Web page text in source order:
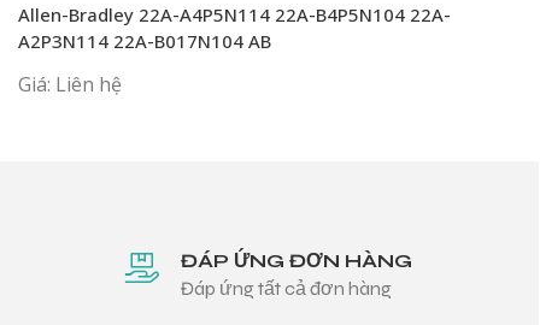
Allen-Bradley 22A-A4P5N114 22A-B4P5N104 22A-
A2P3N114 22A-B017N104 AB
Giá: Liên hệ
ĐÁP ỨNG ĐƠN HÀNG
Đáp ứng tất cả đơn hàng